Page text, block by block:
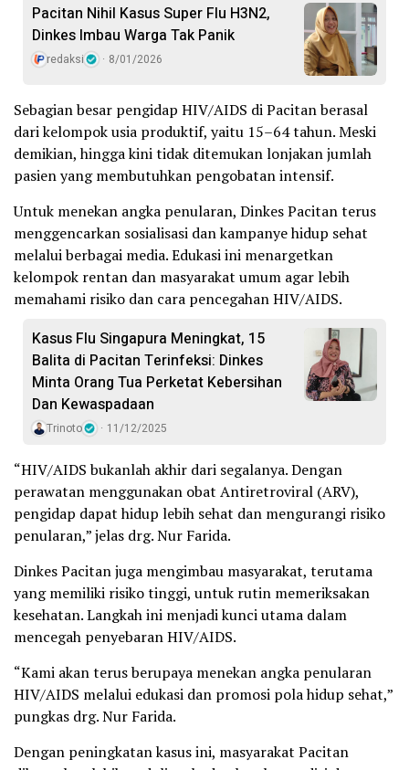
Pacitan Nihil Kasus Super Flu H3N2,
Dinkes Imbau Warga Tak Panik
redaksi 8/01/2026
Sebagian besar pengidap HIV/AIDS di Pacitan berasal
dari kelompok usia produktif, yaitu 15–64 tahun. Meski
demikian, hingga kini tidak ditemukan lonjakan jumlah
pasien yang membutuhkan pengobatan intensif.
Untuk menekan angka penularan, Dinkes Pacitan terus
menggencarkan sosialisasi dan kampanye hidup sehat
melalui berbagai media. Edukasi ini menargetkan
kelompok rentan dan masyarakat umum agar lebih
memahami risiko dan cara pencegahan HIV/AIDS.
Kasus Flu Singapura Meningkat, 15
Balita di Pacitan Terinfeksi: Dinkes
Minta Orang Tua Perketat Kebersihan
Dan Kewaspadaan
Trinoto 11/12/2025
“HIV/AIDS bukanlah akhir dari segalanya. Dengan
perawatan menggunakan obat Antiretroviral (ARV),
pengidap dapat hidup lebih sehat dan mengurangi risiko
penularan,” jelas drg. Nur Farida.
Dinkes Pacitan juga mengimbau masyarakat, terutama
yang memiliki risiko tinggi, untuk rutin memeriksakan
kesehatan. Langkah ini menjadi kunci utama dalam
mencegah penyebaran HIV/AIDS.
“Kami akan terus berupaya menekan angka penularan
HIV/AIDS melalui edukasi dan promosi pola hidup sehat,”
pungkas drg. Nur Farida.
Dengan peningkatan kasus ini, masyarakat Pacitan